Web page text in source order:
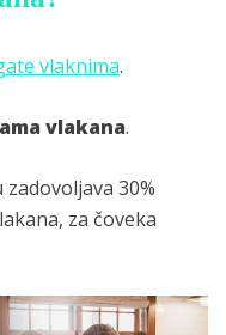
vlaknima.
vlakana.
30%
za čoveka